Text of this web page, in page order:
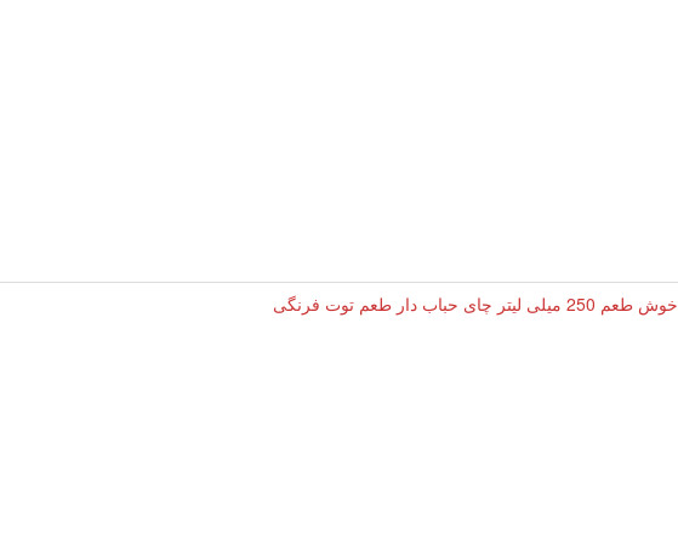
خوش طعم 250 میلی لیتر چای حباب دار طعم توت فرنگی